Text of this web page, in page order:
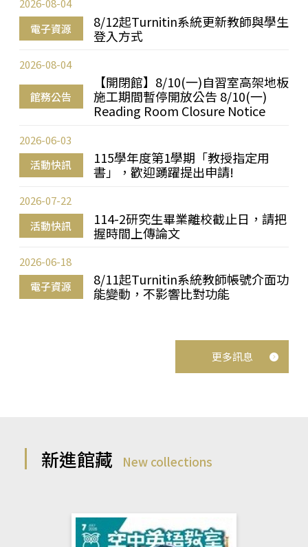
電子資源
8/12起Turnitin系統更新教師與學生
登入方式
2026-08-04
館務公告
【開閉館】8/10(一)自習室高架地板
施工期間暫停開放公告 8/10(一)
Reading Room Closure Notice
2026-08-04
活動快訊
115學年度第1學期「教授指定用
書」，歡迎踴躍提出申請!
2026-06-03
活動快訊
114-2研究生畢業離校截止日，請把
握時間上傳論文
2026-07-22
電子資源
8/11起Turnitin系統教師帳號介面功
能變動，不影響比對功能
2026-06-18
更多訊息
新進館藏 New collections